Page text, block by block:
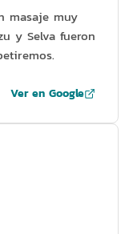
masaje muy
y Selva fueron
Ver en Google